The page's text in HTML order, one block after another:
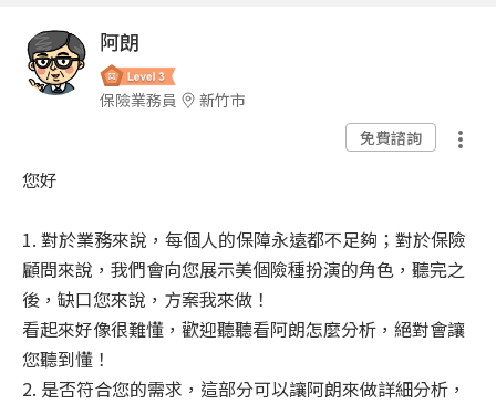
阿朗
保險業務員
新竹市
免費諮詢
您好
1. 對於業務來說，每個人的保障永遠都不足夠；對於保險
顧問來說，我們會向您展示美個險種扮演的角色，聽完之
後，缺口您來說，方案我來做！
看起來好像很難懂，歡迎聽聽看阿朗怎麼分析，絕對會讓
您聽到懂！
2. 是否符合您的需求，這部分可以讓阿朗來做詳細分析，